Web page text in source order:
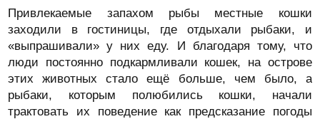
Привлекаемые запахом рыбы местные кошки
заходили в гостиницы, где отдыхали рыбаки, и
«выпрашивали» у них еду. И благодаря тому, что
люди постоянно подкармливали кошек, на острове
этих животных стало ещё больше, чем было, а
рыбаки, которым полюбились кошки, начали
трактовать их поведение как предсказание погоды